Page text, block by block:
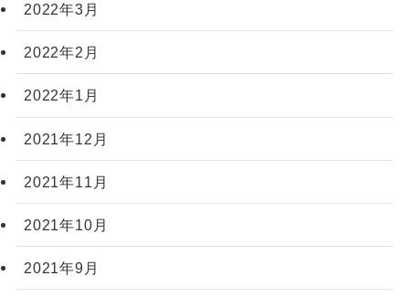
2022年3月
2022年2月
2022年1月
2021年12月
2021年11月
2021年10月
2021年9月